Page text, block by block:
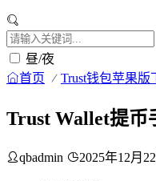
昼/夜
首页 Trust钱包苹果版
Trust Wallet提币
qbadmin 2025年12月